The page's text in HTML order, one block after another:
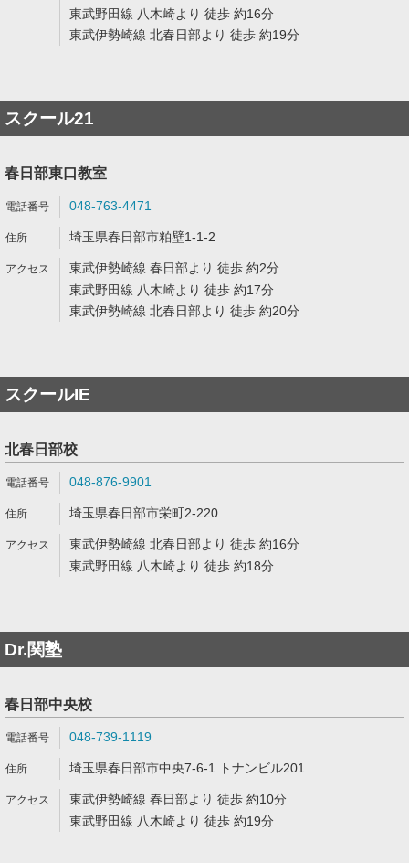
東武野田線 八木崎より 徒歩 約16分
東武伊勢崎線 北春日部より 徒歩 約19分
スクール21
春日部東口教室
048-763-4471
埼玉県春日部市粕壁1-1-2
東武伊勢崎線 春日部より 徒歩 約2分
東武野田線 八木崎より 徒歩 約17分
東武伊勢崎線 北春日部より 徒歩 約20分
スクールIE
北春日部校
048-876-9901
埼玉県春日部市栄町2-220
東武伊勢崎線 北春日部より 徒歩 約16分
東武野田線 八木崎より 徒歩 約18分
Dr.関塾
春日部中央校
048-739-1119
埼玉県春日部市中央7-6-1 トナンビル201
東武伊勢崎線 春日部より 徒歩 約10分
東武野田線 八木崎より 徒歩 約19分